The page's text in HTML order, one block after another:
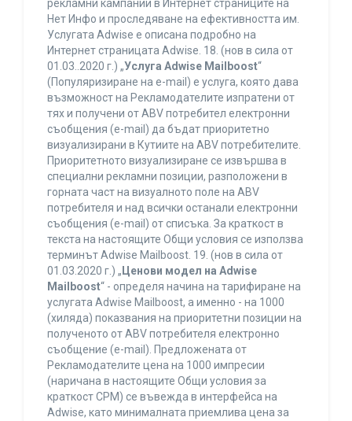
рекламни кампании в Интернет страниците на
Нет Инфо и проследяване на ефективността им.
Услугата Adwise е описана подробно на
Интернет страницата Adwise. 18. (нов в сила от
01.03..2020 г.) „Услуга Adwise Mailboost“
(Популяризиране на e-mail) е услуга, която дава
възможност на Рекламодателите изпратени от
тях и получени от ABV потребител електронни
съобщения (e-mail) да бъдат приоритетно
визуализирани в Кутиите на ABV потребителите.
Приоритетното визуализиране се извършва в
специални рекламни позиции, разположени в
горната част на визуалното поле на ABV
потребителя и над всички останали електронни
съобщения (e-mail) от списъка. За краткост в
текста на настоящите Общи условия се използва
терминът Adwise Mailboost. 19. (нов в сила от
01.03.2020 г.) „ Ценови модел на Adwise
Mailboost“ - определя начина на тарифиране на
услугата Adwise Mailboost, а именно - на 1000
(хиляда) показвания на приоритетни позиции на
полученото от ABV потребителя електронно
съобщение (e-mail). Предложената от
Рекламодателите цена на 1000 импресии
(наричана в настоящите Общи условия за
краткост CPM) се въвежда в интерфейса на
Adwise, като минималната приемлива цена за